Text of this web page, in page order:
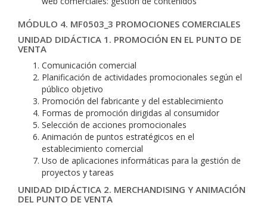
MÓDULO 4. MF0503_3 PROMOCIONES COMERCIALES
UNIDAD DIDÁCTICA 1. PROMOCIÓN EN EL PUNTO DE
VENTA
Comunicación comercial
Planificación de actividades promocionales según el
público objetivo
Promoción del fabricante y del establecimiento
Formas de promoción dirigidas al consumidor
Selección de acciones promocionales
Animación de puntos estratégicos en el
establecimiento comercial
Uso de aplicaciones informáticas para la gestión de
proyectos y tareas
UNIDAD DIDÁCTICA 2. MERCHANDISING Y ANIMACIÓN
DEL PUNTO DE VENTA